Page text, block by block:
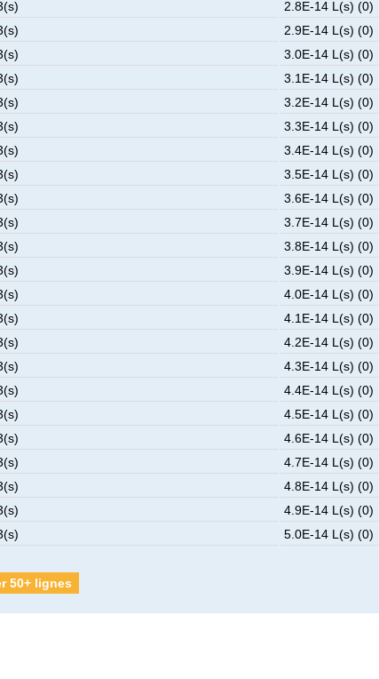
2.8E-14 L(s) (0)
2.9E-14 L(s) (0)
3.0E-14 L(s) (0)
3.1E-14 L(s) (0)
3.2E-14 L(s) (0)
3.3E-14 L(s) (0)
3.4E-14 L(s) (0)
3.5E-14 L(s) (0)
3.6E-14 L(s) (0)
3.7E-14 L(s) (0)
3.8E-14 L(s) (0)
3.9E-14 L(s) (0)
4.0E-14 L(s) (0)
4.1E-14 L(s) (0)
4.2E-14 L(s) (0)
4.3E-14 L(s) (0)
4.4E-14 L(s) (0)
4.5E-14 L(s) (0)
4.6E-14 L(s) (0)
4.7E-14 L(s) (0)
4.8E-14 L(s) (0)
4.9E-14 L(s) (0)
5.0E-14 L(s) (0)
50+ lignes